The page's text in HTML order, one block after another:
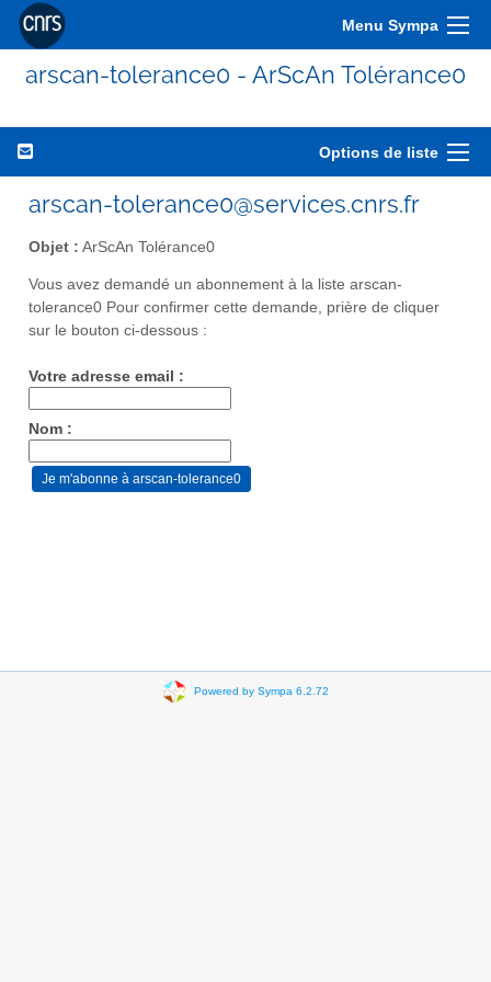
Menu Sympa
arscan-tolerance0 - ArScAn Tolérance0
Options de liste
arscan-tolerance0@services.cnrs.fr
Objet : ArScAn Tolérance0
Vous avez demandé un abonnement à la liste arscan-
tolerance0 Pour confirmer cette demande, prière de cliquer
sur le bouton ci-dessous :
Votre adresse email :
Nom :
Powered by Sympa 6.2.72